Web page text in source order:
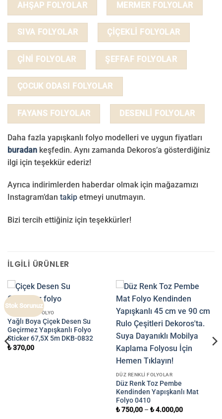
AHŞAP FOLYOLAR MERMER FOLYOLAR
SIVA FOLYOLAR ÇİÇEKLİ FOLYOLAR
ÇİNİ FOLYOLAR ŞEFFAF FOLYOLAR
ÇOCUK ODASI FOLYOLAR
FAYANS FOLYOLAR DESENLİ FOLYOLAR
Daha fazla yapışkanlı folyo modelleri ve uygun fiyatları
buradan keşfedin. Aynı zamanda Dekoros’a gösterdiğiniz
ilgi için teşekkür ederiz!
Ayrıca indirimlerden haberdar olmak için mağazamızı
Instagram’dan takip etmeyi unutmayın.
Bizi tercih ettiğiniz için teşekkürler!
İLGILI ÜRÜNLER
Stok Sorunuz
YAPIŞKANLI FOLYO
Yağlı Boya Çiçek Desen Su
Geçirmez Yapışkanlı Folyo
Sticker 67,5X 5m DKB-0832
₺370,00
DÜZ RENKLI FOLYOLAR
Düz Renk Toz Pembe
Kendinden Yapışkanlı Mat
Folyo 0410
₺750,00– ₺4.000,00